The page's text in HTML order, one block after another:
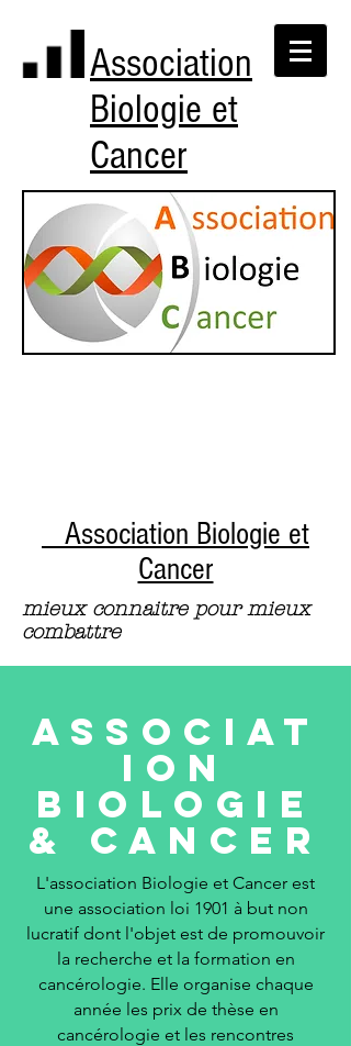
Association
Biologie et
Cancer
Association Biologie et
Cancer
mieux connaitre pour mieux
combattre
Associat
ion
BioloGIE
& Cancer
L'association Biologie et Cancer est
une association loi 1901 à but non
lucratif dont l'objet est de promouvoir
la recherche et la formation en
cancérologie. Elle organise chaque
année les prix de thèse en
cancérologie et les rencontres